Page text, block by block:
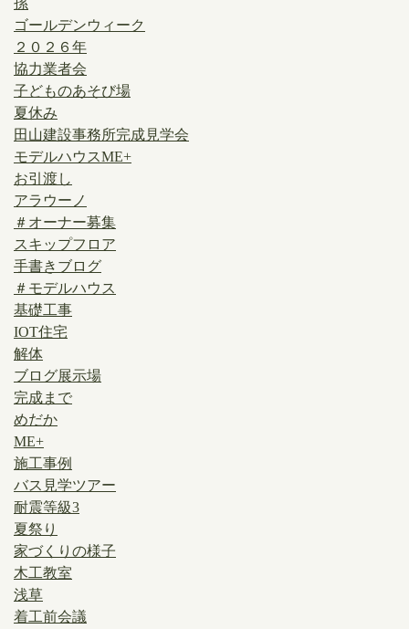
ゴールデンウィーク
２０２６年
協力業者会
子どものあそび場
夏休み
田山建設事務所完成見学会
モデルハウスME+
お引渡し
アラウーノ
＃オーナー募集
スキップフロア
手書きブログ
＃モデルハウス
基礎工事
IOT住宅
解体
ブログ展示場
完成まで
めだか
ME+
施工事例
バス見学ツアー
耐震等級3
夏祭り
家づくりの様子
木工教室
浅草
着工前会議